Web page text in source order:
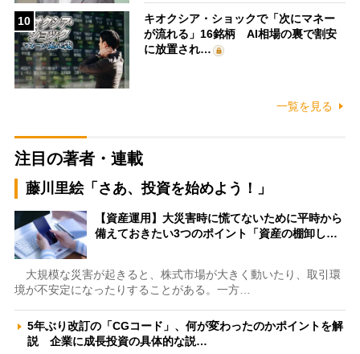
10
キオクシア・ショックで「次にマネー
が流れる」16銘柄 AI相場の裏で割安
に放置され…
一覧を見る
注目の著者・連載
藤川里絵「さあ、投資を始めよう！」
【資産運用】大災害時に慌てないために平時から
備えておきたい3つのポイント「資産の棚卸し…
大規模な災害が起きると、株式市場が大きく動いたり、取引環
境が不安定になったりすることがある。一方…
5年ぶり改訂の「CGコード」、何が変わったのかポイントを解
説 企業に成長投資の具体的な説…